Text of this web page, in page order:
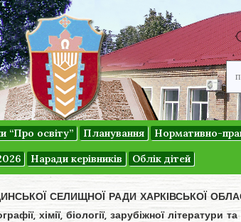
“Про освіту” Планування Нормативно-
Наради керівників Облік дітей
СЕЛИЩНОЇ РАДИ ХАРКІВСЬКОЇ
хімії, біології, зарубіжної літератури